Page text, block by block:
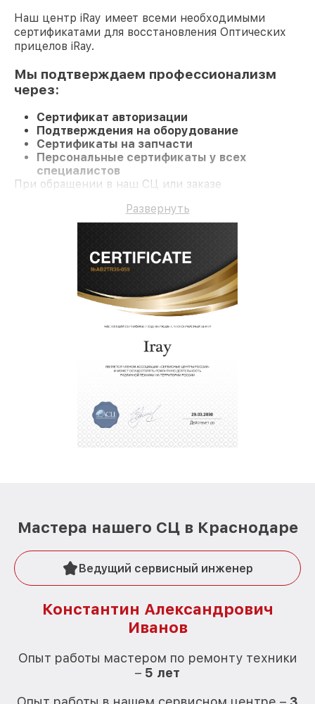
Наш центр iRay имеет всеми необходимыми
сертификатами для восстановления Оптических
прицелов iRay.
Мы подтверждаем профессионализм
через:
Сертификат авторизации
Подтверждения на оборудование
Сертификаты на запчасти
Персональные сертификаты у всех
специалистов
При обращении в наш СЦ или заказе
получает профессиональный сервис и гарантию на
все работы и комплектующие.
Развернуть
Мастера нашего СЦ в Краснодаре
Ведущий сервисный инженер
Константин Александрович
Иванов
Опыт работы мастером по ремонту техники
– 5 лет